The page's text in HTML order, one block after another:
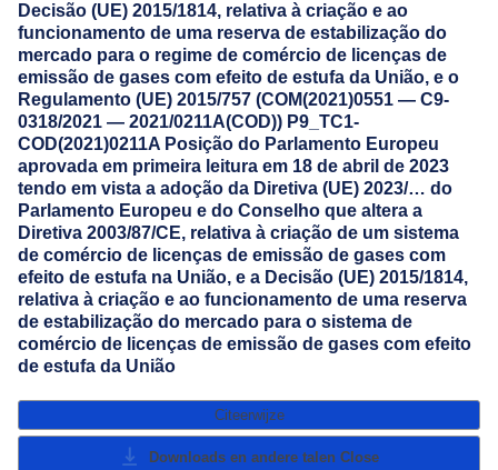
Decisão (UE) 2015/1814, relativa à criação e ao
funcionamento de uma reserva de estabilização do
mercado para o regime de comércio de licenças de
emissão de gases com efeito de estufa da União, e o
Regulamento (UE) 2015/757 (COM(2021)0551 — C9-
0318/2021 — 2021/0211A(COD)) P9_TC1-
COD(2021)0211A Posição do Parlamento Europeu
aprovada em primeira leitura em 18 de abril de 2023
tendo em vista a adoção da Diretiva (UE) 2023/… do
Parlamento Europeu e do Conselho que altera a
Diretiva 2003/87/CE, relativa à criação de um sistema
de comércio de licenças de emissão de gases com
efeito de estufa na União, e a Decisão (UE) 2015/1814,
relativa à criação e ao funcionamento de uma reserva
de estabilização do mercado para o sistema de
comércio de licenças de emissão de gases com efeito
de estufa da União
Citeerwijze
Downloads en andere talen Close